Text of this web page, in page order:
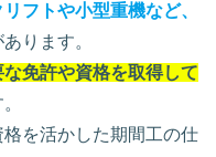
フトや小型重機など、
あります。
な免許や資格を取得して
を活かした期間工の仕